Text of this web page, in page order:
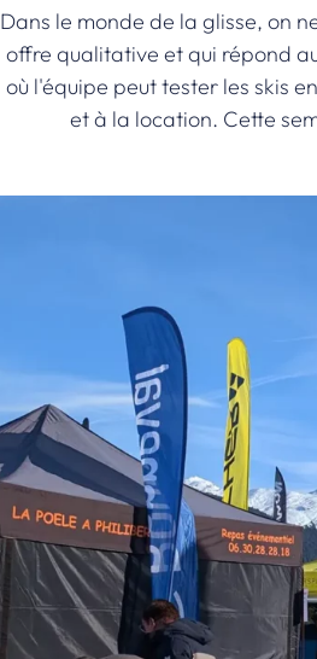
Dans le monde de la glisse, on
offre qualitative et qui répond
où l'équipe peut tester les skis
et à la location. Cette